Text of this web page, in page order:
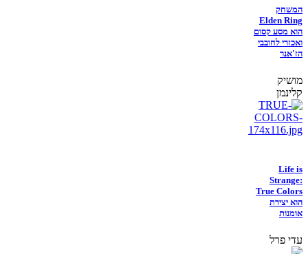
המשחק
Elden Ring
הוא מסע קסום
ואכזרי לחובבי
הז'אנר
מושיק
קלינמן
Life is
Strange:
True Colors
הוא יצירת
אומנות
עדי פרל